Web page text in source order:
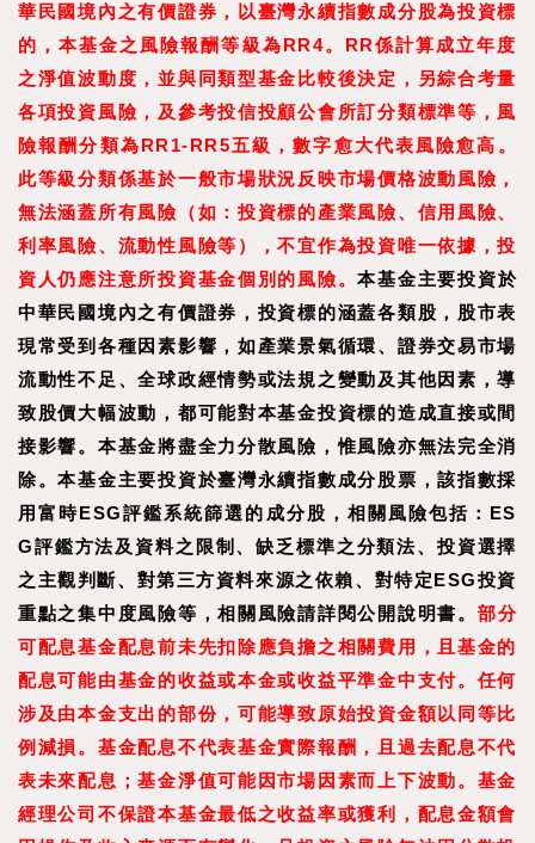
華民國境內之有價證券，以臺灣永續指數成分股為投資標
的，本基金之風險報酬等級為RR4。RR係計算成立年度
之淨值波動度，並與同類型基金比較後決定，另綜合考量
各項投資風險，及參考投信投顧公會所訂分類標準等，風
險報酬分類為RR1-RR5五級，數字愈大代表風險愈高。
此等級分類係基於一般市場狀況反映市場價格波動風險，
無法涵蓋所有風險（如：投資標的產業風險、信用風險、
利率風險、流動性風險等），不宜作為投資唯一依據，投
資人仍應注意所投資基金個別的風險。本基金主要投資於
中華民國境內之有價證券，投資標的涵蓋各類股，股市表
現常受到各種因素影響，如產業景氣循環、證券交易市場
流動性不足、全球政經情勢或法規之變動及其他因素，導
致股價大幅波動，都可能對本基金投資標的造成直接或間
接影響。本基金將盡全力分散風險，惟風險亦無法完全消
除。本基金主要投資於臺灣永續指數成分股票，該指數採
用富時ESG評鑑系統篩選的成分股，相關風險包括：ES
G評鑑方法及資料之限制、缺乏標準之分類法、投資選擇
之主觀判斷、對第三方資料來源之依賴、對特定ESG投資
重點之集中度風險等，相關風險請詳閱公開說明書。 部分
可配息基金配息前未先扣除應負擔之相關費用，且基金的
配息可能由基金的收益或本金或收益平準金中支付。任何
涉及由本金支出的部份，可能導致原始投資金額以同等比
例減損。基金配息不代表基金實際報酬，且過去配息不代
表未來配息；基金淨值可能因市場因素而上下波動。基金
經理公司不保證本基金最低之收益率或獲利，配息金額會